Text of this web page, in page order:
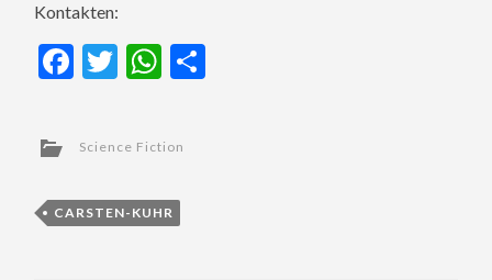
Kontakten:
Facebook
TwitterWhatsApp
Science Fiction
CARSTEN-KUHR